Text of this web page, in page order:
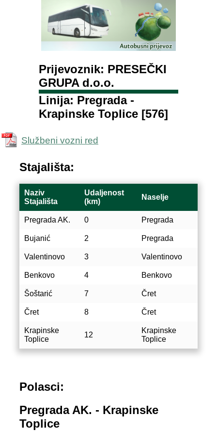
Prijevoznik: PRESEČKI
GRUPA d.o.o.
Linija: Pregrada -
Krapinske Toplice [576]
Službeni vozni red
Stajališta:
Naziv
Stajališta
Udaljenost
(km)
Naselje
Pregrada AK. 0 Pregrada
Bujanić 2 Pregrada
Valentinovo 3 Valentinovo
Benkovo 4 Benkovo
Šoštarić 7 Čret
Čret 8 Čret
Krapinske
Toplice
12
Krapinske
Toplice
Polasci:
Pregrada AK. - Krapinske
Toplice